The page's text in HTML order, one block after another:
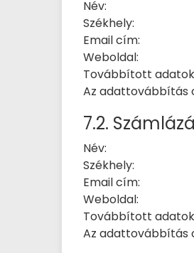
Név:
Székhely:
Email cím:
Weboldal:
Továbbított
Az adattovábbítás
7.2.
Név:
Székhely:
Email cím:
Weboldal:
Továbbított
Az adattovábbítás